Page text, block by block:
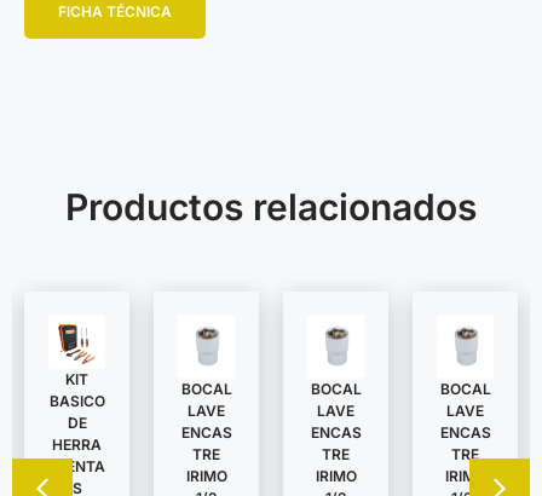
FICHA TÉCNICA
Productos relacionados
KIT
BASICO
DE
HERRA
MIENTA
S
BOCAL
LAVE
ENCAS
TRE
IRIMO
BOCAL
LAVE
ENCAS
TRE
IRIMO
BOCAL
LAVE
ENCAS
TRE
IRIMO